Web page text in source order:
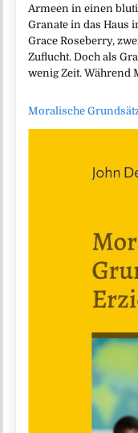
Armeen in einen
Granate in das Haus
Grace Roseberry,
Zuflucht. Doch als
wenig Zeit. Während
Moralische